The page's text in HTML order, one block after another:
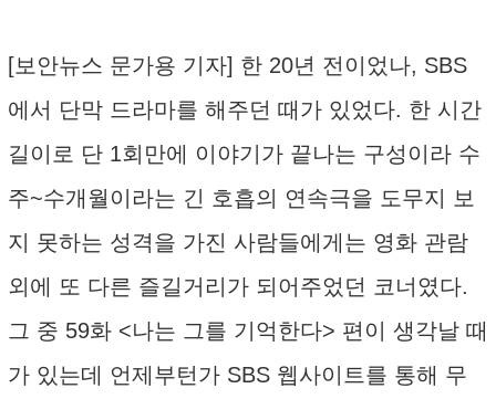
[보안뉴스 문가용 기자] 한 20년 전이었나, SBS
에서 단막 드라마를 해주던 때가 있었다. 한 시간
길이로 단 1회만에 이야기가 끝나는 구성이라 수
주~수개월이라는 긴 호흡의 연속극을 도무지 보
지 못하는 성격을 가진 사람들에게는 영화 관람
외에 또 다른 즐길거리가 되어주었던 코너였다.
그 중 59화 <나는 그를 기억한다> 편이 생각날 때
가 있는데 언제부턴가 SBS 웹사이트를 통해 무